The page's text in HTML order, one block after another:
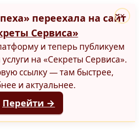
переехала на сайт
Сервиса»
и теперь публикуем
на «Секреты Сервиса».
ссылку — там быстрее,
и актуальнее.
Перейти →
×